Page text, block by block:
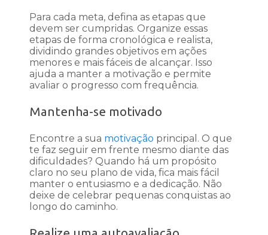
Para cada meta, defina as etapas que
devem ser cumpridas. Organize essas
etapas de forma cronológica e realista,
dividindo grandes objetivos em ações
menores e mais fáceis de alcançar. Isso
ajuda a manter a motivação e permite
avaliar o progresso com frequência.
Mantenha-se motivado
Encontre a sua motivação principal. O que
te faz seguir em frente mesmo diante das
dificuldades? Quando há um propósito
claro no seu plano de vida, fica mais fácil
manter o entusiasmo e a dedicação. Não
deixe de celebrar pequenas conquistas ao
longo do caminho.